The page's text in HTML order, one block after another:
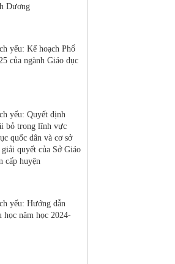
Dương
yếu: Kế hoạch Phổ
của ngành Giáo dục
yếu: Quyết định
bỏ trong lĩnh vực
quốc dân và cơ sở
quyết của Sở Giáo
cấp huyện
yếu: Hướng dẫn
học năm học 2024-